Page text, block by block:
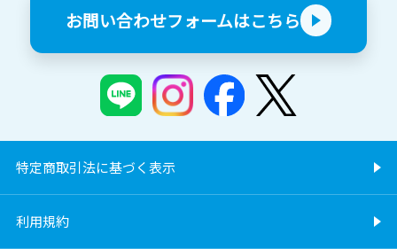
お問い合わせフォームはこちら
特定商取引法に基づく表示
利用規約